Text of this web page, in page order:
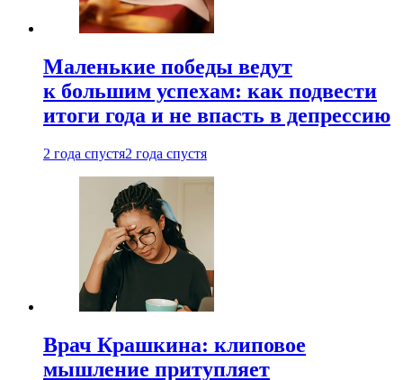
Маленькие победы ведут
к большим успехам: как подвести
итоги года и не впасть в депрессию
2 года спустя2 года спустя
Врач Крашкина: клиповое
мышление притупляет